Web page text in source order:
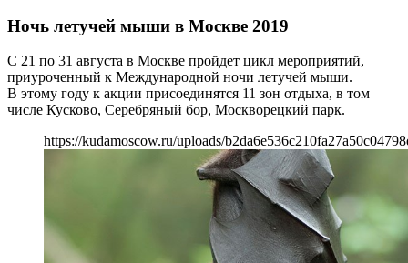
Ночь летучей мыши в Москве 2019
С 21 по 31 августа в Москве пройдет цикл мероприятий,
приуроченный к Международной ночи летучей мыши.
В этому году к акции присоединятся 11 зон отдыха, в том
числе Кусково, Серебряный бор, Москворецкий парк.
https://kudamoscow.ru/uploads/